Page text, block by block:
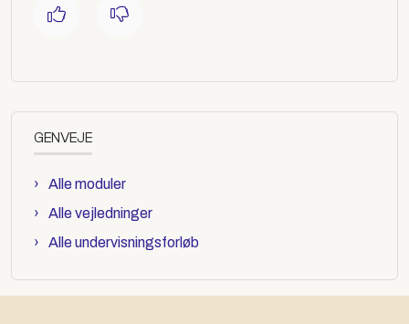
GENVEJE
Alle moduler
Alle vejledninger
Alle undervisningsforløb